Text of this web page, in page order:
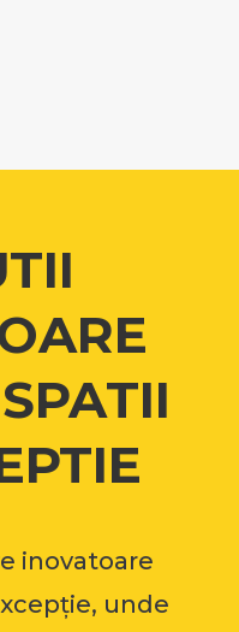
inovatoare
unde